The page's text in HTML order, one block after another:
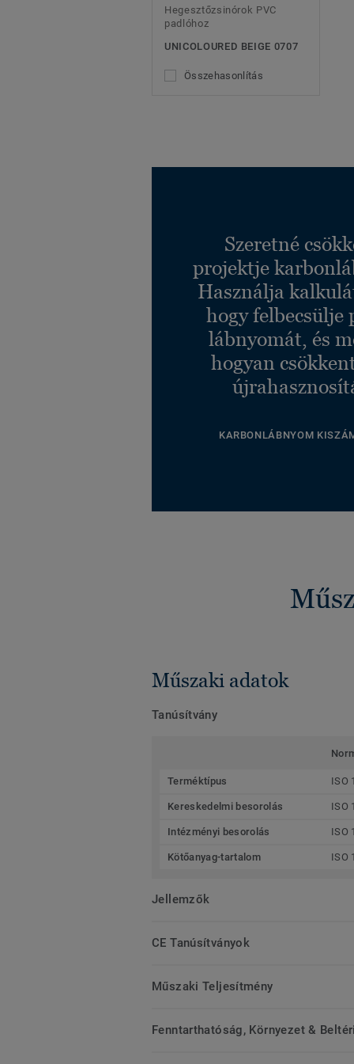
Hegesztőzsinórok PVC
padlóhoz
UNICOLOURED BEIGE 0707
Összehasonlítás
Szeretné
projektje
Használja
hogy felbecsülje
lábnyomát, és
hogyan
KARBONLÁBNYOM
Műszaki adatok
Tanúsítvány
Terméktípus ISO
Kereskedelmi besorolás ISO
Intézményi besorolás ISO
Kötőanyag-tartalom ISO
Jellemzők
CE Tanúsítványok
Műszaki Teljesítmény
Fenntarthatóság, Környezet &